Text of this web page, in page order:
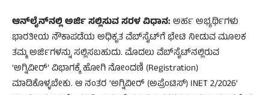
ಆನ್‌ಲೈನ್‌ನಲ್ಲಿ ಅರ್ಜಿ ಸಲ್ಲಿಸುವ ಸರಳ ವಿಧಾನ: ಅರ್ಹ ಅಭ್ಯರ್ಥಿಗಳು
ಭಾರತೀಯ ನೌಕಾಪಡೆಯ ಅಧಿಕೃತ ವೆಬ್‌ಸೈಟ್‌ಗೆ ಭೇಟಿ ನೀಡುವ ಮೂಲಕ
ತಮ್ಮ ಅರ್ಜಿಗಳನ್ನು ಸಲ್ಲಿಸಬಹುದು. ಮೊದಲು ವೆಬ್‌ಸೈಟ್‌ನಲ್ಲಿರುವ
‘ಅಗ್ನಿವೀರ್’ ವಿಭಾಗಕ್ಕೆ ಹೋಗಿ ನೋಂದಣಿ (Registration)
ಮಾಡಿಕೊಳ್ಳಬೇಕು. ಆ ನಂತರ ‘ಅಗ್ನಿವೀರ್ (ಅಪ್ರೆಂಟಿಸ್) INET 2/2026’